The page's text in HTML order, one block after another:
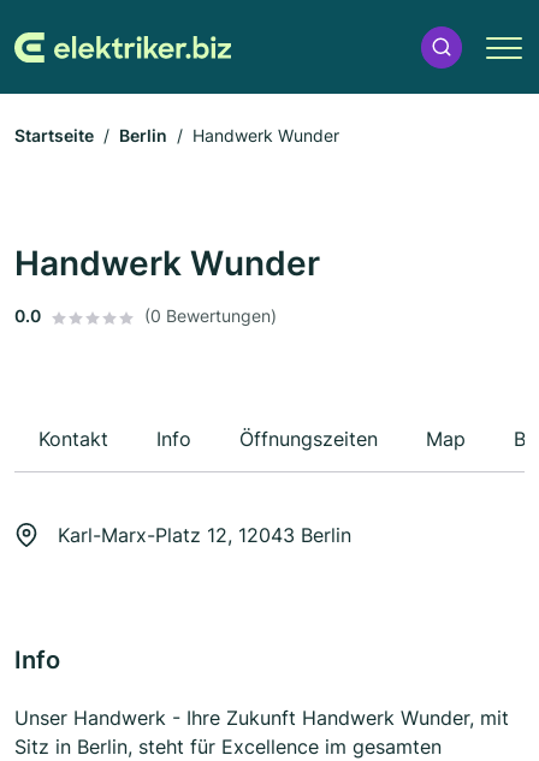
Startseite Berlin Handwerk Wunder
Handwerk Wunder
0.0 (0 Bewertungen)
Kontakt Info Öffnungszeiten Map
Karl-Marx-Platz 12, 12043 Berlin
Info
Unser Handwerk - Ihre Zukunft Handwerk Wunder, mit
Sitz in Berlin, steht für Excellence im gesamten